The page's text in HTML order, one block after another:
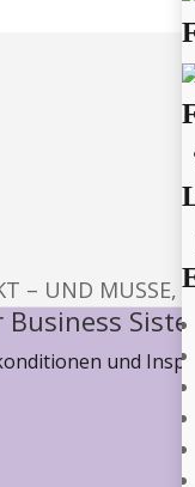
– UND MUSSE,
und